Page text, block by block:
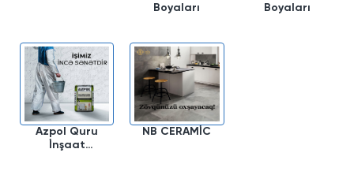
Boyaları
Boyaları
Azpol Quru
İnşaat
NB CERAMİC